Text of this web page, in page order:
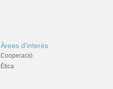
Àrees d'interès
Cooperació
Ètica